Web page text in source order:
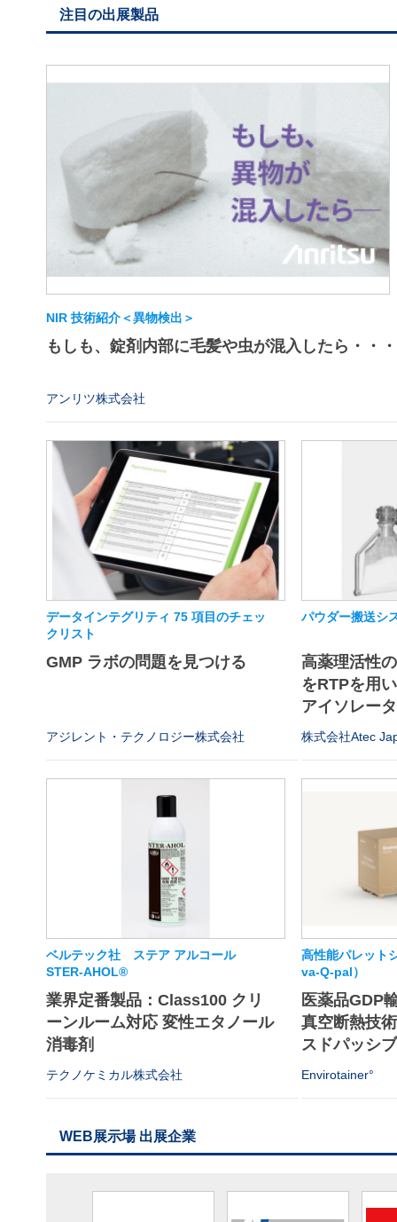
注目の出展製品
NIR 技術紹介＜異物検出＞
もしも、錠剤内部に毛髪や虫が混入したら・・・
アンリツ株式会社
データインテグリティ 75 項目のチェッ
クリスト
GMP ラボの問題を見つける
アジレント・テクノロジー株式会社
パウダー搬送シ
高薬理活性
をRTPを用
アイソレー
株式会社Atec
ベルテック社 ステア アルコール
STER-AHOL®
業界定番製品：Class100 クリ
ーンルーム対応 変性エタノール
消毒剤
テクノケミカル株式会社
高性能パレッ
va-Q-pal）
医薬品GDP
真空断熱技
スドパッシ
Envirotainer°
WEB展示場 出展企業